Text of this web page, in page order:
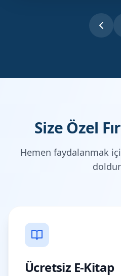
Size Özel
Hemen faydalanmak
Ücretsiz E-Kitap